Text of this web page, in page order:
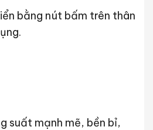
bằng nút bấm trên thân
suất mạnh mẽ, bền bỉ,